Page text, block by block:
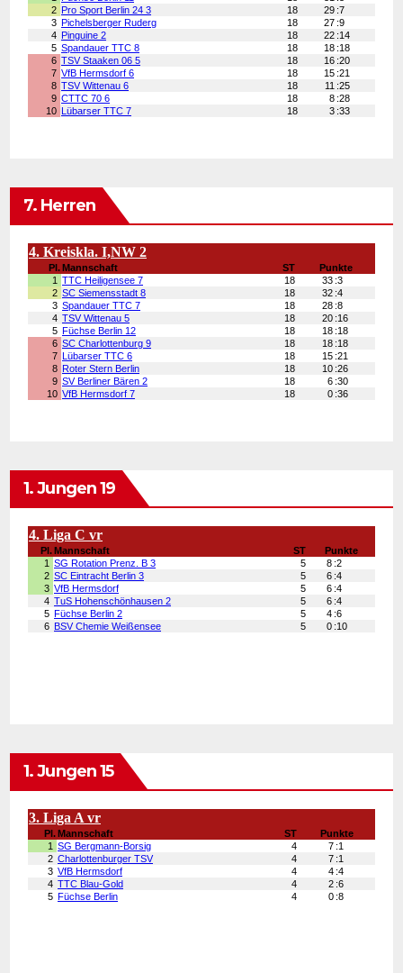
7. Herren
1. Jungen 19
1. Jungen 15